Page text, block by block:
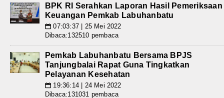
BPK RI Serahkan Laporan Hasil Pemeriksaan
Keuangan Pemkab Labuhanbatu
📅 07:03:37 | 25 Mei 2022
Dibaca:132510 pembaca
Pemkab Labuhanbatu Bersama BPJS
Tanjungbalai Rapat Guna Tingkatkan
Pelayanan Kesehatan
📅 19:36:14 | 24 Mei 2022
Dibaca:131031 pembaca